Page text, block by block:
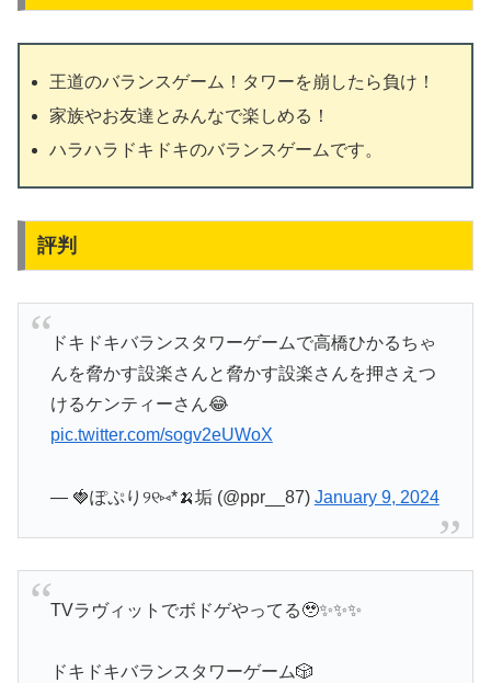
王道のバランスゲーム！タワーを崩したら負け！
家族やお友達とみんなで楽しめる！
ハラハラドキドキのバランスゲームです。
評判
ドキドキバランスタワーゲームで高橋ひかるちゃ
んを脅かす設楽さんと脅かす設楽さんを押さえつ
けるケンティーさん😂
pic.twitter.com/sogv2eUWoX
— 🍓ぽぷり୨୧⑅*🍌垢 (@ppr__87) January 9, 2024
TVラヴィットでボドゲやってる🥹✨✨✨
ドキドキバランスタワーゲーム🎲